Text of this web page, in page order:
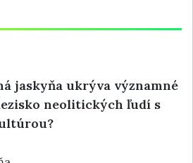
jaskyňa ukrýva významné
neolitických ľudí s